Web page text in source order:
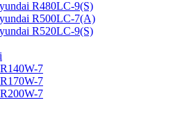
R480LC-9(S)
R500LC-7(A)
R520LC-9(S)
7
7
7